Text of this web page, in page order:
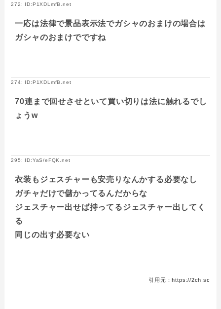
272: ID:P1XDLmfB.net
一応は法律で景品表示法でガシャのおまけの場合は
ガシャのおまけでですね
274: ID:P1XDLmfB.net
70連まで回せさせといて買い切りは法に触れるでし
ょうw
295: ID:YaS/eFQK.net
衣装もジェスチャーも安売りなんかする必要なし
ガチャだけで儲かってるんだからな
ジェスチャー出せば持ってるジェスチャー出してく
る
同じの出す必要ない
引用元：https://2ch.sc